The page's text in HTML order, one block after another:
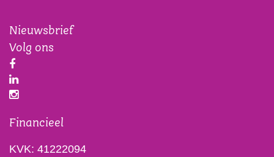
Nieuwsbrief
Volg ons
Financieel
KVK: 41222094